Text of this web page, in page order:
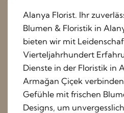
Alanya Florist. Ihr
Blumen & Floristik in
bieten wir mit
Vierteljahrhundert
Dienste in der Floristik in
Armağan Çiçek
Gefühle mit frischen
Designs, um